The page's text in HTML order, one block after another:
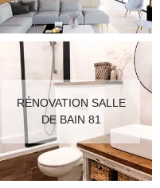
RÉNOVATION SALLE
DE BAIN 81